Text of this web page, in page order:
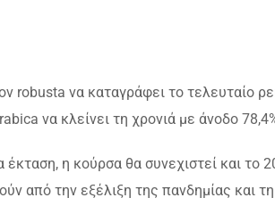
robusta να καταγράφει το τελευταίο
να κλείνει τη χρονιά με άνοδο
η κούρσα θα συνεχιστεί και το
από την εξέλιξη της πανδημίας και